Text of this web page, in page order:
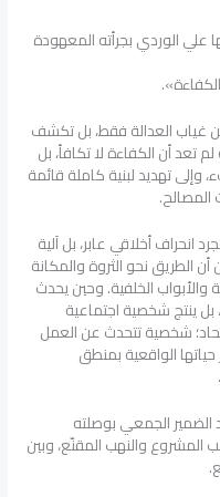
علي الوردي بجرأته المعهودة
غياب العدالة فقط، بل تكشف
تعد أن الكفاءة لا تكافأ، بل
وإلى تهديد لبنية كاملة قائمة
المصالح.
انحراف أخلاقي عابر، بل آلية
الطريق نحو الثروة والمكانة
والأبواب الخلفية. وحين يحدث
ينتج شخصية اجتماعية
شخصية تتحدث عن العمل
حياتها الواقعية بمنطق
الضمير الجمعي بوصلته
المشروع والنهب المقنّع، وبين